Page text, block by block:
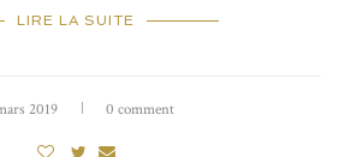
LIRE LA SUITE
2019 0 comment